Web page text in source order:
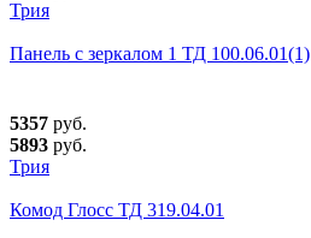
Трия
Панель с зеркалом 1 ТД 100.06.01(1)
5357 руб.
5893 руб.
Трия
Комод Глосс ТД 319.04.01